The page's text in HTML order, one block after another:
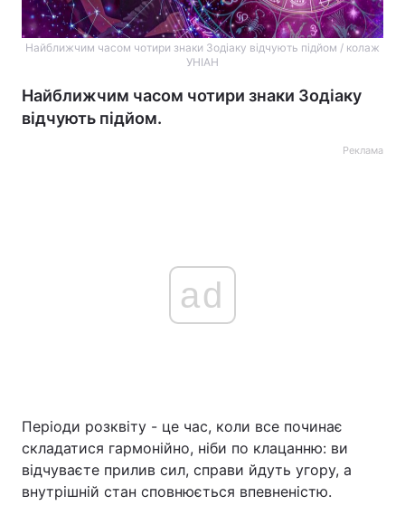
Найближчим часом чотири знаки Зодіаку відчують підйом / колаж
УНІАН
Найближчим часом чотири знаки Зодіаку
відчують підйом.
Реклама
ad
Періоди розквіту - це час, коли все починає
складатися гармонійно, ніби по клацанню: ви
відчуваєте прилив сил, справи йдуть угору, а
внутрішній стан сповнюється впевненістю.